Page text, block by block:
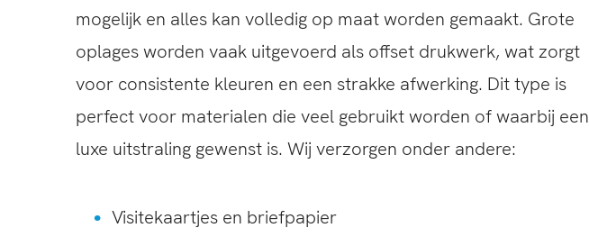
mogelijk en alles kan volledig op maat worden gemaakt. Grote
oplages worden vaak uitgevoerd als offset drukwerk, wat zorgt
voor consistente kleuren en een strakke afwerking. Dit type is
perfect voor materialen die veel gebruikt worden of waarbij een
luxe uitstraling gewenst is. Wij verzorgen onder andere:
Visitekaartjes en briefpapier